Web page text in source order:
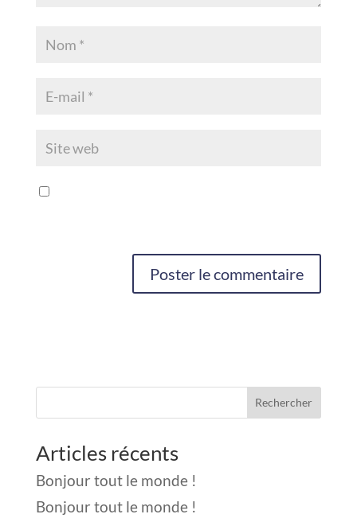
Rechercher
Articles récents
Bonjour tout le monde !
Bonjour tout le monde !